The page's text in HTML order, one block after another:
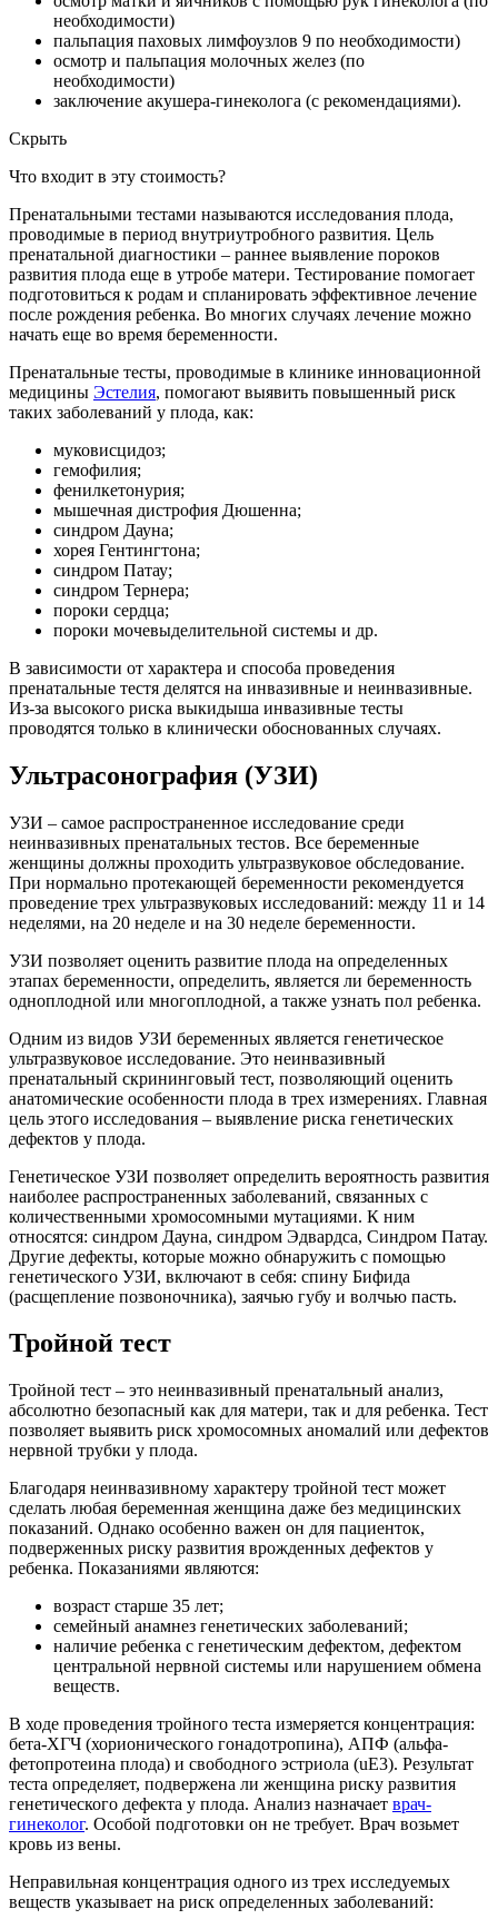
необходимости)
пальпация паховых лимфоузлов 9 по необходимости)
осмотр и пальпация молочных желез (по
необходимости)
заключение акушера-гинеколога (с рекомендациями).
Скрыть
Что входит в эту стоимость?
Пренатальными тестами называются исследования плода,
проводимые в период внутриутробного развития. Цель
пренатальной диагностики – раннее выявление пороков
развития плода еще в утробе матери. Тестирование помогает
подготовиться к родам и спланировать эффективное лечение
после рождения ребенка. Во многих случаях лечение можно
начать еще во время беременности.
Пренатальные тесты, проводимые в клинике инновационной
медицины Эстелия, помогают выявить повышенный риск
таких заболеваний у плода, как:
муковисцидоз;
гемофилия;
фенилкетонурия;
мышечная дистрофия Дюшенна;
синдром Дауна;
хорея Гентингтона;
синдром Патау;
синдром Тернера;
пороки сердца;
пороки мочевыделительной системы и др.
В зависимости от характера и способа проведения
пренатальные тестя делятся на инвазивные и неинвазивные.
Из-за высокого риска выкидыша инвазивные тесты
проводятся только в клинически обоснованных случаях.
Ультрасонография (УЗИ)
УЗИ – самое распространенное исследование среди
неинвазивных пренатальных тестов. Все беременные
женщины должны проходить ультразвуковое обследование.
При нормально протекающей беременности рекомендуется
проведение трех ультразвуковых исследований: между 11 и 14
неделями, на 20 неделе и на 30 неделе беременности.
УЗИ позволяет оценить развитие плода на определенных
этапах беременности, определить, является ли беременность
одноплодной или многоплодной, а также узнать пол ребенка.
Одним из видов УЗИ беременных является генетическое
ультразвуковое исследование. Это неинвазивный
пренатальный скрининговый тест, позволяющий оценить
анатомические особенности плода в трех измерениях. Главная
цель этого исследования – выявление риска генетических
дефектов у плода.
Генетическое УЗИ позволяет определить вероятность развития
наиболее распространенных заболеваний, связанных с
количественными хромосомными мутациями. К ним
относятся: синдром Дауна, синдром Эдвардса, Синдром Патау.
Другие дефекты, которые можно обнаружить с помощью
генетического УЗИ, включают в себя: спину Бифида
(расщепление позвоночника), заячью губу и волчью пасть.
Тройной тест
Тройной тест – это неинвазивный пренатальный анализ,
абсолютно безопасный как для матери, так и для ребенка. Тест
позволяет выявить риск хромосомных аномалий или дефектов
нервной трубки у плода.
Благодаря неинвазивному характеру тройной тест может
сделать любая беременная женщина даже без медицинских
показаний. Однако особенно важен он для пациенток,
подверженных риску развития врожденных дефектов у
ребенка. Показаниями являются:
возраст старше 35 лет;
семейный анамнез генетических заболеваний;
наличие ребенка с генетическим дефектом, дефектом
центральной нервной системы или нарушением обмена
веществ.
В ходе проведения тройного теста измеряется концентрация:
бета-ХГЧ (хорионического гонадотропина), АПФ (альфа-
фетопротеина плода) и свободного эстриола (uE3). Результат
теста определяет, подвержена ли женщина риску развития
генетического дефекта у плода. Анализ назначает врач-
гинеколог. Особой подготовки он не требует. Врач возьмет
кровь из вены.
Неправильная концентрация одного из трех исследуемых
веществ указывает на риск определенных заболеваний: